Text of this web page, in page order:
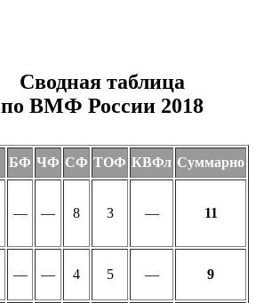
Сводная таблица
по ВМФ России 2018
БФ ЧФ СФ ТОФ КВФл Суммарно
— — 8 3 — 11
— — 4 5 — 9